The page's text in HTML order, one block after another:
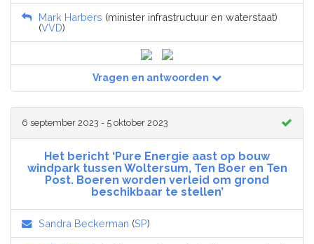
Mark Harbers (minister infrastructuur en waterstaat)
(VVD)
Vragen en antwoorden
6 september 2023 - 5 oktober 2023
Het bericht ‘Pure Energie aast op bouw
windpark tussen Woltersum, Ten Boer en Ten
Post. Boeren worden verleid om grond
beschikbaar te stellen’
Sandra Beckerman (SP)